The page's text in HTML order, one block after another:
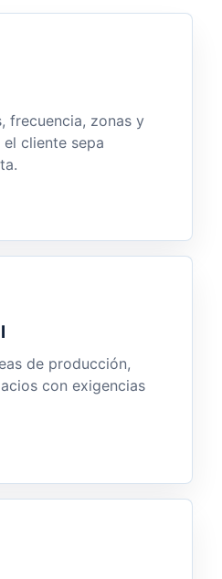
frecuencia, zonas y
cliente sepa
de producción,
con exigencias